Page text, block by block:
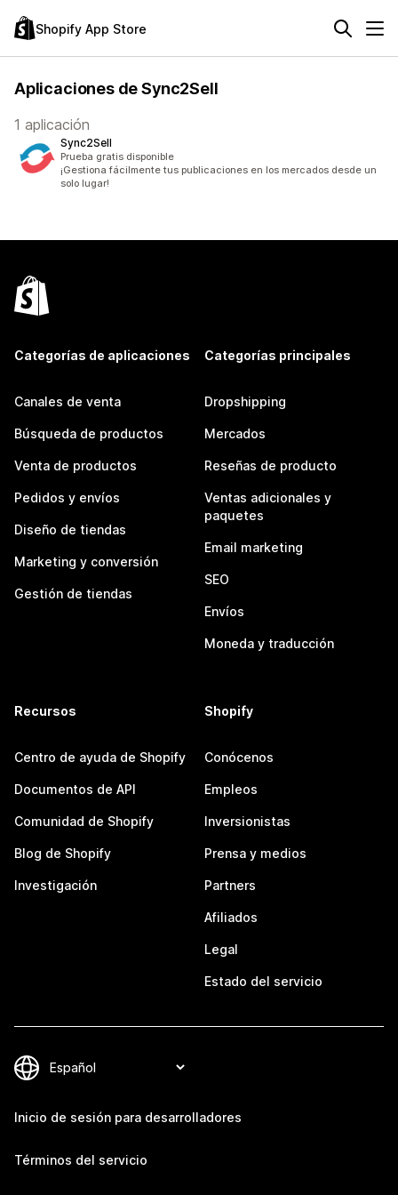
Shopify App Store
Aplicaciones de Sync2Sell
1 aplicación
Sync2Sell
Prueba gratis disponible
¡Gestiona fácilmente tus publicaciones en los mercados desde un
solo lugar!
Categorías de aplicaciones
Canales de venta
Búsqueda de productos
Venta de productos
Pedidos y envíos
Diseño de tiendas
Marketing y conversión
Gestión de tiendas
Categorías principales
Dropshipping
Mercados
Reseñas de producto
Ventas adicionales y
paquetes
Email marketing
SEO
Envíos
Moneda y traducción
Recursos
Centro de ayuda de Shopify
Documentos de API
Comunidad de Shopify
Blog de Shopify
Investigación
Shopify
Conócenos
Empleos
Inversionistas
Prensa y medios
Partners
Afiliados
Legal
Estado del servicio
Inicio de sesión para desarrolladores
Términos del servicio